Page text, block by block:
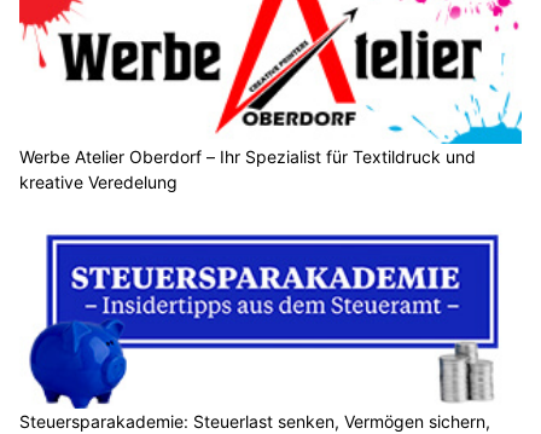
Werbe Atelier Oberdorf – Ihr Spezialist für Textildruck und
kreative Veredelung
Steuersparakademie: Steuerlast senken, Vermögen sichern,